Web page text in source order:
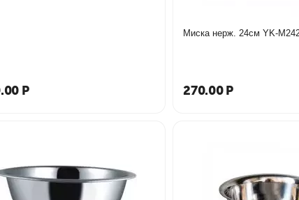
Р
Миска нерж. 24см YK-
270.00 Р